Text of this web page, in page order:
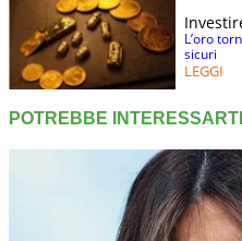
L’oro
sicuri
LEGGI